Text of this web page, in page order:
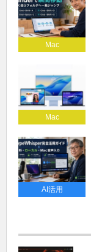
Mac
Mac
AI活用